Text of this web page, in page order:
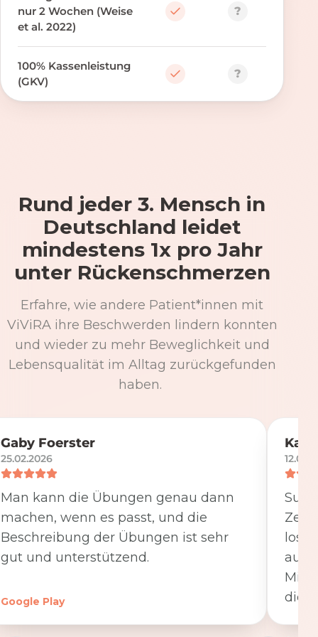
nur 2 Wochen (Weise
et al. 2022)
?
100% Kassenleistung
(GKV)
?
Rund jeder 3. Mensch in
Deutschland leidet
mindestens 1x pro Jahr
unter Rückenschmerzen
Erfahre, wie andere Patient*innen mit
ViViRA ihre Beschwerden lindern konnten
und wieder zu mehr Beweglichkeit und
Lebensqualität im Alltag zurückgefunden
haben.
Gaby Foerster
25.02.2026
Man kann die Übungen genau dann
machen, wenn es passt, und die
Beschreibung der Übungen ist sehr
gut und unterstützend.
Google Play
Zeit
die